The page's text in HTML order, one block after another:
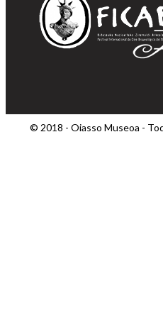
© 2018 - Oiasso Museoa -